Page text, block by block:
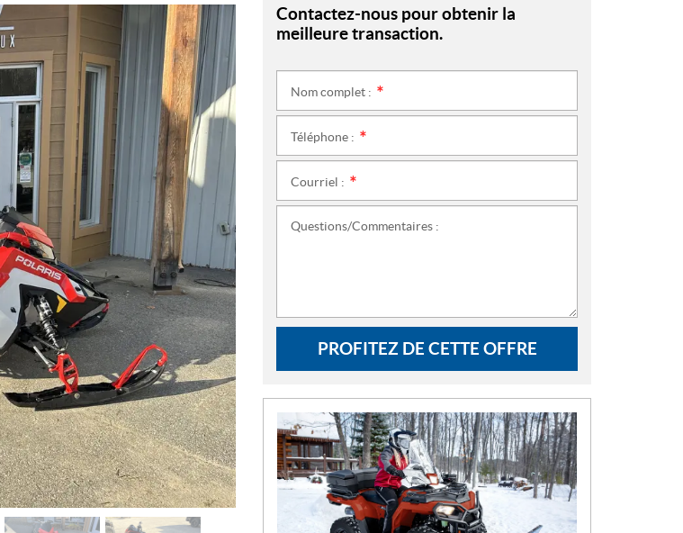
Contactez-nous pour obtenir la
meilleure transaction.
Nom complet :
Téléphone :
Courriel :
Questions/Commentaires :
PROFITEZ DE CETTE OFFRE
N
O
U
V